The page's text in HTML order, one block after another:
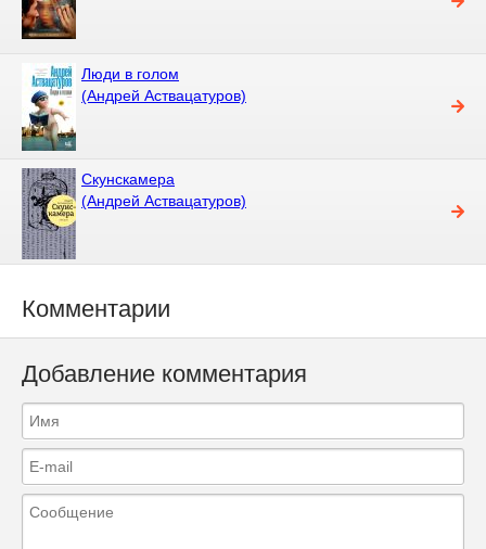
Люди в голом
(Андрей Аствацатуров)
Скунскамера
(Андрей Аствацатуров)
Комментарии
Добавление комментария